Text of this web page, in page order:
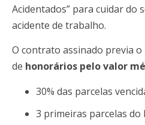
Acidentados” para cuidar do
acidente de trabalho.
O contrato assinado previa
de honorários pelo valor
30% das parcelas
3 primeiras parcelas do